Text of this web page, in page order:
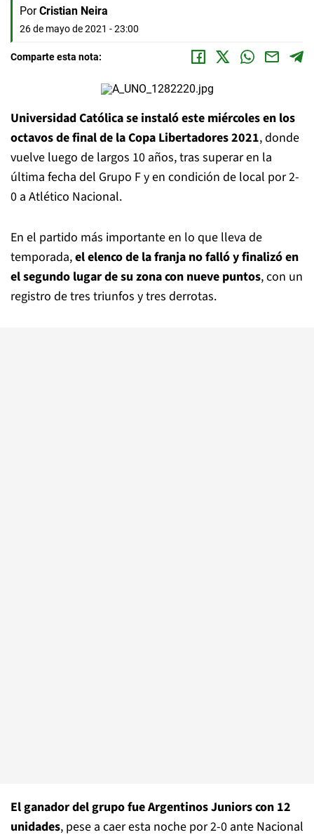
Por Cristian Neira
26 de mayo de 2021 - 23:00
Comparte esta nota:
Universidad Católica se instaló este miércoles en los
octavos de final de la Copa Libertadores 2021, donde
vuelve luego de largos 10 años, tras superar en la
última fecha del Grupo F y en condición de local por 2-
0 a Atlético Nacional.
En el partido más importante en lo que lleva de
temporada,el elenco de la franja no falló y finalizó en
el segundo lugar de su zona con nueve puntos, con un
registro de tres triunfos y tres derrotas.
El ganador del grupo fue Argentinos Juniors con 12
unidades, pese a caer esta noche por 2-0 ante Nacional